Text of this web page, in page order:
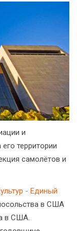
и
территории
самолётов и
- Единый
в США
в США.